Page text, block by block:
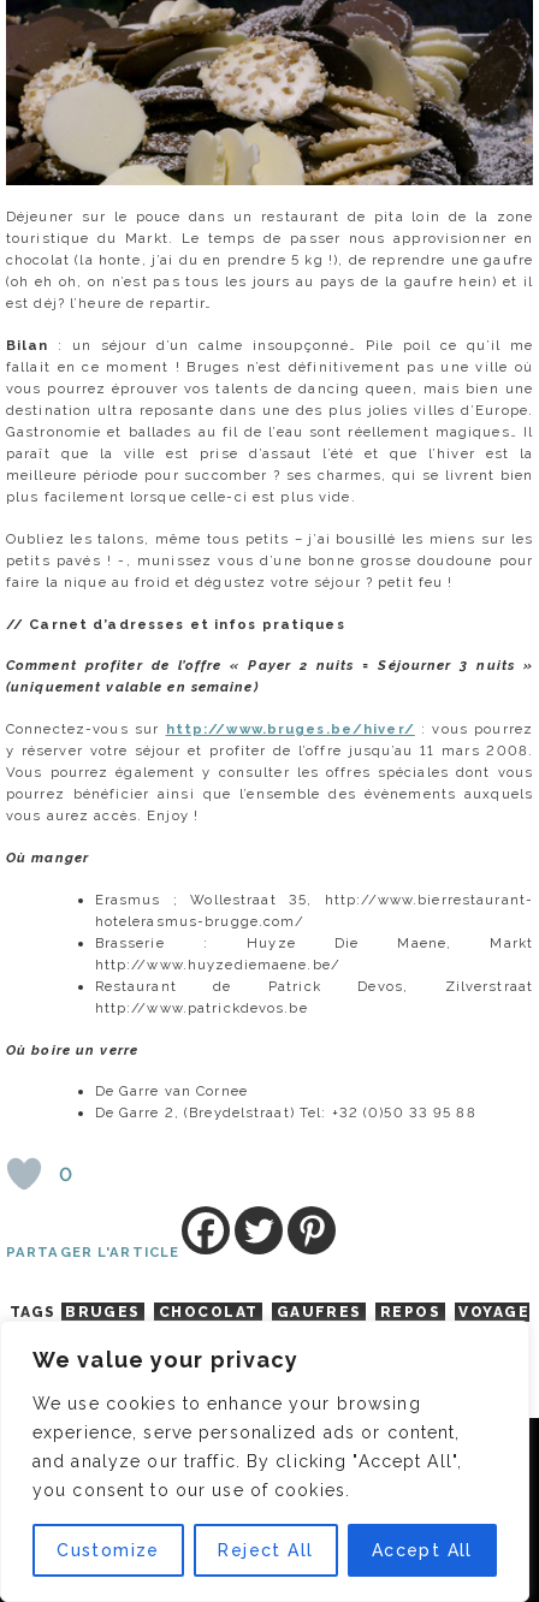
We value your privacy
We use cookies to enhance your browsing
experience, serve personalized ads or content,
and analyze our traffic. By clicking "Accept All",
you consent to our use of cookies.
Customize Reject All Accept All
Déjeuner sur le pouce dans un restaurant de pita loin de la zone
touristique du Markt. Le temps de passer nous approvisionner en
chocolat (la honte, j’ai du en prendre 5 kg !), de reprendre une gaufre
(oh eh oh, on n’est pas tous les jours au pays de la gaufre hein) et il
est déj? l’heure de repartir…
Bilan : un séjour d’un calme insoupçonné… Pile poil ce qu’il me
fallait en ce moment ! Bruges n’est définitivement pas une ville où
vous pourrez éprouver vos talents de dancing queen, mais bien une
destination ultra reposante dans une des plus jolies villes d’Europe.
Gastronomie et ballades au fil de l’eau sont réellement magiques… Il
paraît que la ville est prise d’assaut l’été et que l’hiver est la
meilleure période pour succomber ? ses charmes, qui se livrent bien
plus facilement lorsque celle-ci est plus vide.
Oubliez les talons, même tous petits – j’ai bousillé les miens sur les
petits pavés ! -, munissez vous d’une bonne grosse doudoune pour
faire la nique au froid et dégustez votre séjour ? petit feu !
// Carnet d’adresses et infos pratiques
Comment profiter de l’offre « Payer 2 nuits = Séjourner 3 nuits »
(uniquement valable en semaine)
Connectez-vous sur http://www.bruges.be/hiver/ : vous pourrez
y réserver votre séjour et profiter de l’offre jusqu’au 11 mars 2008.
Vous pourrez également y consulter les offres spéciales dont vous
pourrez bénéficier ainsi que l’ensemble des évènements auxquels
vous aurez accès. Enjoy !
Où manger
Erasmus ; Wollestraat 35, http://www.bierrestaurant-
hotelerasmus-brugge.com/
Brasserie : Huyze Die Maene, Markt
http://www.huyzediemaene.be/
Restaurant de Patrick Devos, Zilverstraat
http://www.patrickdevos.be
Où boire un verre
De Garre van Cornee
De Garre 2, (Breydelstraat) Tel: +32 (0)50 33 95 88
0
PARTAGER L'ARTICLE
TAGS BRUGES CHOCOLAT GAUFRES REPOS
VOYAGE
COMMENTAIRES
SOPHIE 1 DÉC 2007 -13 :15
Je n’ai qu’une chose ? dire : "Ca donne envie d’y aller!"
0
RÉPONDRE
Nous utilisons des cookies pour vous garantir la meilleure
expérience sur notre site. Si vous continuez à utiliser ce
dernier, nous considérerons que vous acceptez l'utilisation des
cookies.
OK